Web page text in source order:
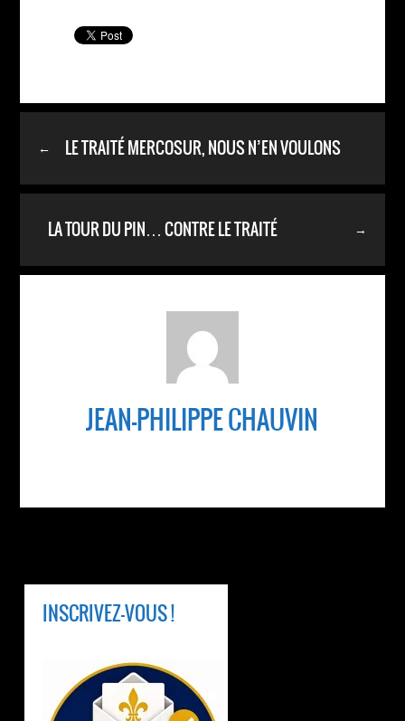
← LE TRAITÉ MERCOSUR, NOUS N’EN VOULONS
PAS ! →
LA TOUR DU PIN… CONTRE LE TRAITÉ
JEAN-PHILIPPE CHAUVIN
INSCRIVEZ-VOUS !